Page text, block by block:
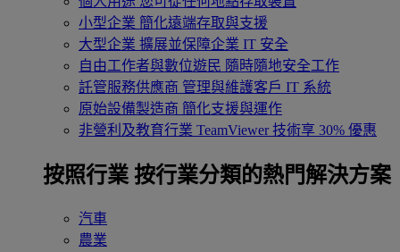
小型企業 簡化遠端存取與支援
大型企業 擴展並保障企業 IT 安全
自由工作者與數位遊民 隨時隨地安全工作
託管服務供應商 管理與維護客戶 IT 系統
原始設備製造商 簡化支援與運作
非營利及教育行業 TeamViewer 技術享 30% 優惠
按照行業 按行業分類的熱門解決方案
汽車
農業